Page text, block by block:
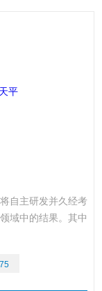
自主研发并久经考
域中的结果。其中